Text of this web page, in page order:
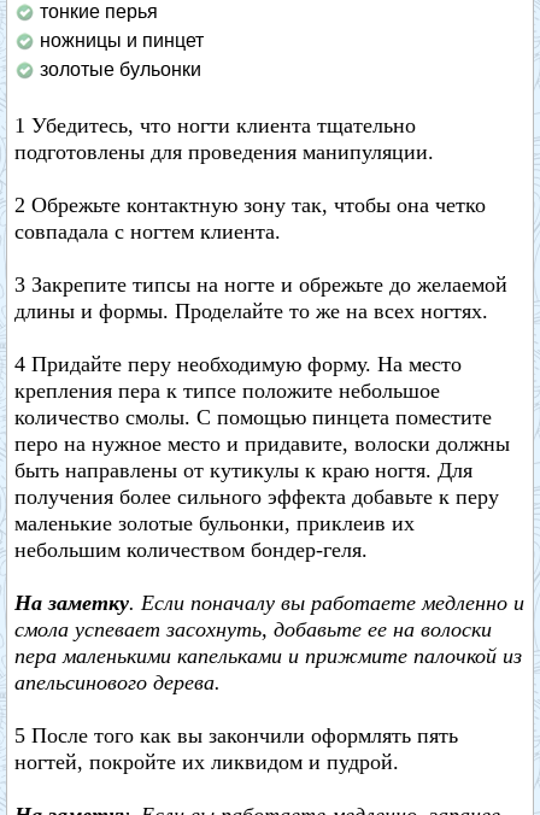
тонкие перья
ножницы и пинцет
золотые бульонки
1 Убедитесь, что ногти клиента тщательно
подготовлены для проведения манипуляции.
2 Обрежьте контактную зону так, чтобы она четко
совпадала с ногтем клиента.
3 Закрепите типсы на ногте и обрежьте до желаемой
длины и формы. Проделайте то же на всех ногтях.
4 Придайте перу необходимую форму. На место
крепления пера к типсе положите небольшое
количество смолы. С помощью пинцета поместите
перо на нужное место и придавите, волоски должны
быть направлены от кутикулы к краю ногтя. Для
получения более сильного эффекта добавьте к перу
маленькие золотые бульонки, приклеив их
небольшим количеством бондер-геля.
На заметку. Если поначалу вы работаете медленно и
смола успевает засохнуть, добавьте ее на волоски
пера маленькими капельками и прижмите палочкой из
апельсинового дерева.
5 После того как вы закончили оформлять пять
ногтей, покройте их ликвидом и пудрой.